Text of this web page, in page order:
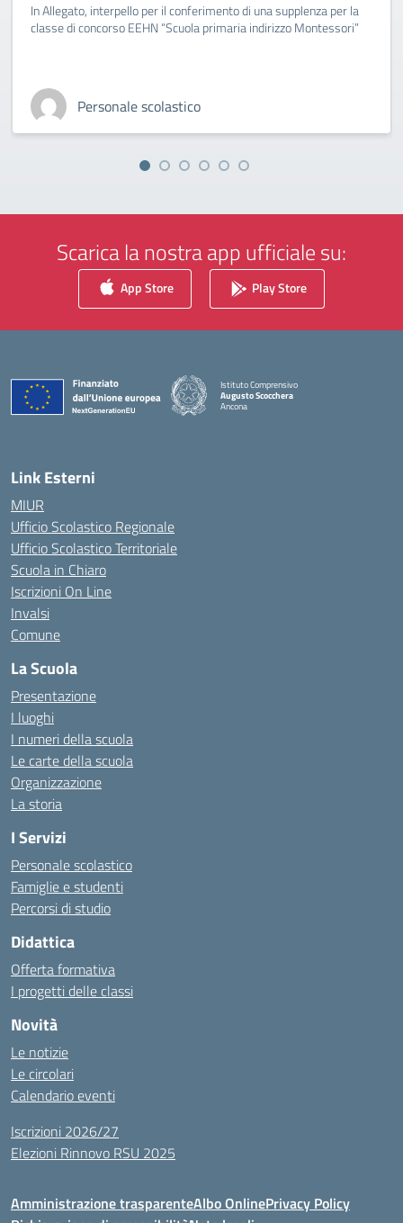
In Allegato, interpello per il conferimento di una supplenza per la
classe di concorso EEHN “Scuola primaria indirizzo Montessori”
Personale scolastico
Scarica la nostra app ufficiale su:
App Store Play Store
Istituto Comprensivo
Augusto Scocchera
Ancona
Link Esterni
MIUR
Ufficio Scolastico Regionale
Ufficio Scolastico Territoriale
Scuola in Chiaro
Iscrizioni On Line
Invalsi
Comune
La Scuola
Presentazione
I luoghi
I numeri della scuola
Le carte della scuola
Organizzazione
La storia
I Servizi
Personale scolastico
Famiglie e studenti
Percorsi di studio
Didattica
Offerta formativa
I progetti delle classi
Novità
Le notizie
Le circolari
Calendario eventi
Iscrizioni 2026/27
Elezioni Rinnovo RSU 2025
Amministrazione trasparenteAlbo OnlinePrivacy Policy